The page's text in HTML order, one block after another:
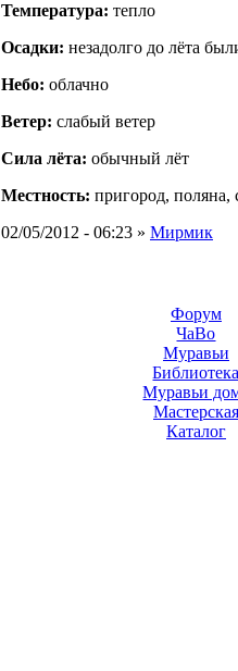
Температура: тепло
Осадки: незадолго до лёта
Небо: облачно
Ветер: слабый ветер
Сила лёта: обычный лёт
Местность: пригород, поляна,
02/05/2012 - 06:23 » Мирмик
Форум
ЧаВо
Муравьи
Муравьи
Мастерская
Каталог